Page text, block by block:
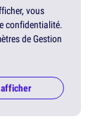
vous
confidentialité.
de Gestion